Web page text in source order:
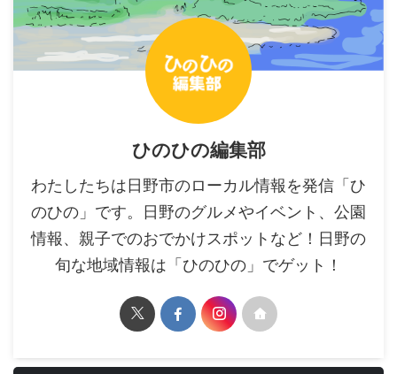
ひのひの編集部
わたしたちは日野市のローカル情報を発信「ひ
のひの」です。日野のグルメやイベント、公園
情報、親子でのおでかけスポットなど！日野の
旬な地域情報は「ひのひの」でゲット！